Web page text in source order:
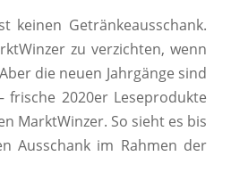
keinen Getränkeausschank.
zu verzichten, wenn
die neuen Jahrgänge sind
2020er Leseprodukte
MarktWinzer. So sieht es bis
Ausschank im Rahmen der